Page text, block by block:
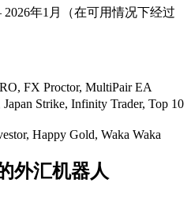
2026年1月（在可用情况下经过
FX Proctor, MultiPair EA
Strike, Infinity Trader, Top 10
Happy Gold, Waka Waka
外汇机器人